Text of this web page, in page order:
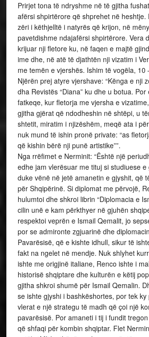
Prirjet tona të ndryshme në të gjitha
afërsi shpirtërore që shprehet në heshtje.
zëri i këthjelltë i natyrës që krijon, në
pavetdishme ndajafërsi shpirtërore. Vera
krijuar nji fletore ku, në faqen e majtë
ime dhe, në atë të djathtën nji vizatim i
me temën e vjershës. Ishim të vogëla, 10
Njërën prej atyre vjershave: “Kënga e nji
dha Revistës “Diana” ku dhe u botua.
fatkeqe, kur fletorja me vjersha e
gjitha gjërat që ndodheshin në shtëpi, u
shtetit, miratim i njizëshëm, meqë ata i
nuk mund të ishin pronë private: “as
që kishin bërë nji punë artistike””.
Nga rrëfimet e Nerminit: “Është një
edhe jam vlerësuar me tituj si studiuese e
duke vënë në jetë amanetin e gjyshit, që
për Shqipërinë. Si diplomat me përvojë,
hulumtoi dhe shkroi librin “Diplomacia e
cilin unë e kam përkthyer në gjuhën
respektoi veprën e Ismail Qemalit, jo
por se admironte zgjuarinë dhe
Pavarësisë, që e kishte idhull, sikur të
fakt na ngelet në mendje. Nuk shlyhet
ishte me origjinë italiane, Renco ishte i
historisë shqiptare dhe kulturën e këtij
gjitha shkroi shumë për Ismail Qemalin.
se ishte gjyshi i bashkëshortes, por tek ky
vlerat e një strategu të madh që çoi një
pavarësisë. Por amaneti i tij i fundit
që shfaqi për kombin shqiptar. Flet